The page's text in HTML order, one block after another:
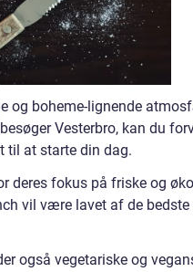
og boheme-lignende
Vesterbro, kan du
til at starte din dag.
deres fokus på friske og
vil være lavet af de bedste
også vegetariske og